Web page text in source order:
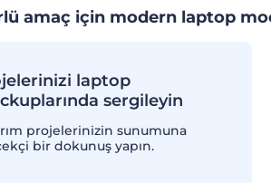
amaç için modern laptop
laptop
sergileyin
projelerinizin sunumuna
bir dokunuş yapın.